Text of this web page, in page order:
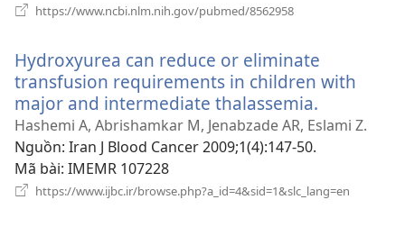
https://www.ncbi.nlm.nih.gov/pubmed/8562958
mới)
Hydroxyurea can reduce or eliminate
transfusion requirements in children with
major and intermediate thalassemia.
cửa
Hashemi A, Abrishamkar M, Jenabzade AR, Eslami Z.
Nguồn‎: Iran J Blood Cancer 2009;1(4):147-50.
Mã bài‎: IMEMR 107228
https://www.ijbc.ir/browse.php?a_id=4&sid=1&slc_lang=en